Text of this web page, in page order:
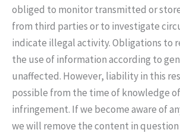
obliged to monitor transmitted or
from third parties or to investigate
indicate illegal activity. Obligations to
the use of information according to
unaffected. However, liability in this
possible from the time of knowledge
infringement. If we become aware of
we will remove the content in